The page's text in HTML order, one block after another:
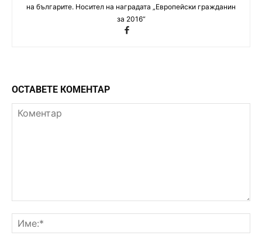
на българите. Носител на наградата „Европейски гражданин
за 2016“
ОСТАВЕТЕ КОМЕНТАР